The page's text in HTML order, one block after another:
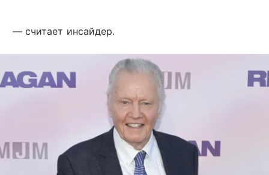
— считает инсайдер.